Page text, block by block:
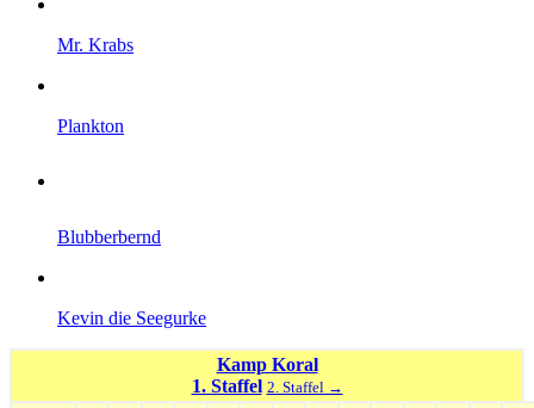
Mr. Krabs
Plankton
Blubberbernd
Kevin die Seegurke
Kamp Koral
1. Staffel 2. Staffel →